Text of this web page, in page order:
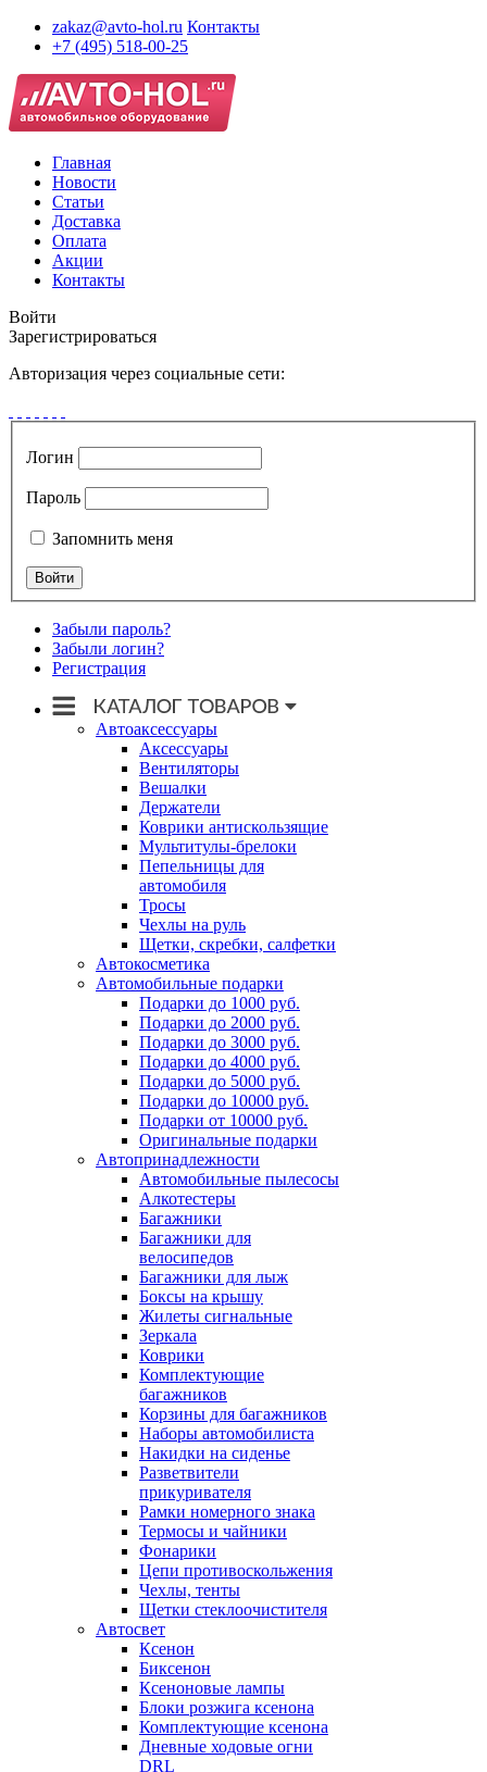
zakaz@avto-hol.ru Контакты
+7 (495) 518-00-25
Главная
Новости
Статьи
Доставка
Оплата
Акции
Контакты
Войти
Зарегистрироваться
Авторизация через социальные сети:
Логин
Пароль
Запомнить меня
Забыли пароль?
Забыли логин?
Регистрация
Автоаксессуары
Аксессуары
Вентиляторы
Вешалки
Держатели
Коврики антискользящие
Мультитулы-брелоки
Пепельницы для
автомобиля
Тросы
Чехлы на руль
Щетки, скребки, салфетки
Автокосметика
Автомобильные подарки
Подарки до 1000 руб.
Подарки до 2000 руб.
Подарки до 3000 руб.
Подарки до 4000 руб.
Подарки до 5000 руб.
Подарки до 10000 руб.
Подарки от 10000 руб.
Оригинальные подарки
Автопринадлежности
Автомобильные пылесосы
Алкотестеры
Багажники
Багажники для
велосипедов
Багажники для лыж
Боксы на крышу
Жилеты сигнальные
Зеркала
Коврики
Комплектующие
багажников
Корзины для багажников
Наборы автомобилиста
Накидки на сиденье
Разветвители
прикуривателя
Рамки номерного знака
Термосы и чайники
Фонарики
Цепи противоскольжения
Чехлы, тенты
Щетки стеклоочистителя
Автосвет
Ксенон
Биксенон
Ксеноновые лампы
Блоки розжига ксенона
Комплектующие ксенона
Дневные ходовые огни
DRL